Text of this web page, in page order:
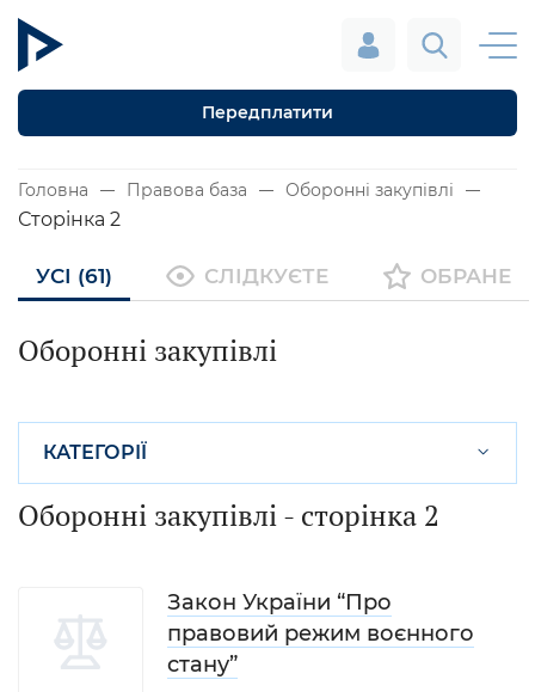
Передплатити
Головна Правова база Оборонні закупівлі
Сторінка 2
УСІ (61) СЛІДКУЄТЕ ОБРАНЕ
Оборонні закупівлі
КАТЕГОРІЇ
Оборонні закупівлі- сторінка 2
Закон України “Про
правовий режим воєнного
стану”